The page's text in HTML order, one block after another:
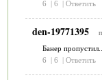
6
| 6 | Ответить
den-19771395
Банер
6
| 6 | Ответить